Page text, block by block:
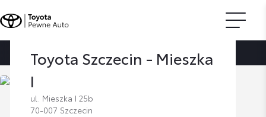
Strona główna Znajdź dilera Toyota Szczecin - Mieszka I
Toyota Szczecin - Mieszka
I
ul. Mieszka I 25b
70-007 Szczecin